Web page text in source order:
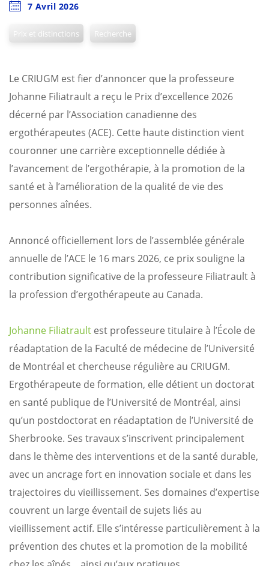
7 Avril 2026
Prix et distinctions Recherche
Le CRIUGM est fier d’annoncer que la professeure
Johanne Filiatrault a reçu le Prix d’excellence 2026
décerné par l’Association canadienne des
ergothérapeutes (ACE). Cette haute distinction vient
couronner une carrière exceptionnelle dédiée à
l’avancement de l’ergothérapie, à la promotion de la
santé et à l’amélioration de la qualité de vie des
personnes aînées.
Annoncé officiellement lors de l’assemblée générale
annuelle de l’ACE le 16 mars 2026, ce prix souligne la
contribution significative de la professeure Filiatrault à
la profession d’ergothérapeute au Canada.
Johanne Filiatrault est professeure titulaire à l’École de
réadaptation de la Faculté de médecine de l’Université
de Montréal et chercheuse régulière au CRIUGM.
Ergothérapeute de formation, elle détient un doctorat
en santé publique de l’Université de Montréal, ainsi
qu’un postdoctorat en réadaptation de l’Université de
Sherbrooke. Ses travaux s’inscrivent principalement
dans le thème des interventions et de la santé durable,
avec un ancrage fort en innovation sociale et dans les
trajectoires du vieillissement. Ses domaines d’expertise
couvrent un large éventail de sujets liés au
vieillissement actif. Elle s’intéresse particulièrement à la
prévention des chutes et la promotion de la mobilité